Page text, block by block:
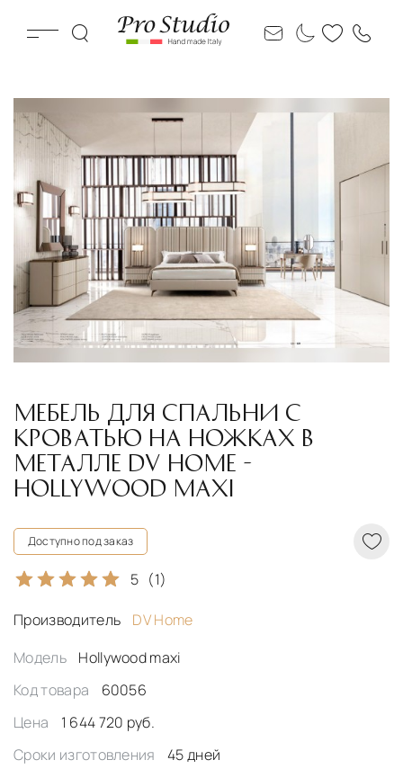
МЕБЕЛЬ ДЛЯ СПАЛЬНИ С
КРОВАТЬЮ НА НОЖКАХ В
МЕТАЛЛЕ DV HOME -
HOLLYWOOD MAXI
Доступно под заказ
5 (1)
Производитель
DV Home
Модель
Hollywood maxi
Код товара
60056
Цена
1 644 720 руб.
Сроки изготовления
45 дней